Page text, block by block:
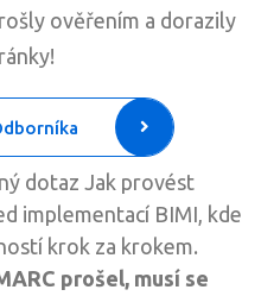
ověřením a dorazily
dotaz Jak provést
implementací BIMI, kde
krok za krokem.
prošel, musí se